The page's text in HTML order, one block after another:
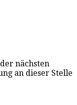
nächsten
an dieser Stelle